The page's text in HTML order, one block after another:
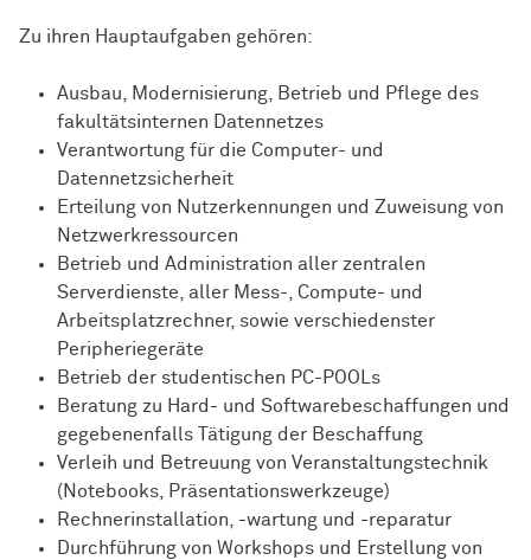
Zu ihren Hauptaufgaben gehören:
Ausbau, Modernisierung, Betrieb und Pflege des
fakultätsinternen Datennetzes
Verantwortung für die Computer- und
Datennetzsicherheit
Erteilung von Nutzerkennungen und Zuweisung von
Netzwerkressourcen
Betrieb und Administration aller zentralen
Serverdienste, aller Mess-, Compute- und
Arbeitsplatzrechner, sowie verschiedenster
Peripheriegeräte
Betrieb der studentischen PC-POOLs
Beratung zu Hard- und Softwarebeschaffungen und
gegebenenfalls Tätigung der Beschaffung
Verleih und Betreuung von Veranstaltungstechnik
(Notebooks, Präsentationswerkzeuge)
Rechnerinstallation, -wartung und -reparatur
Durchführung von Workshops und Erstellung von